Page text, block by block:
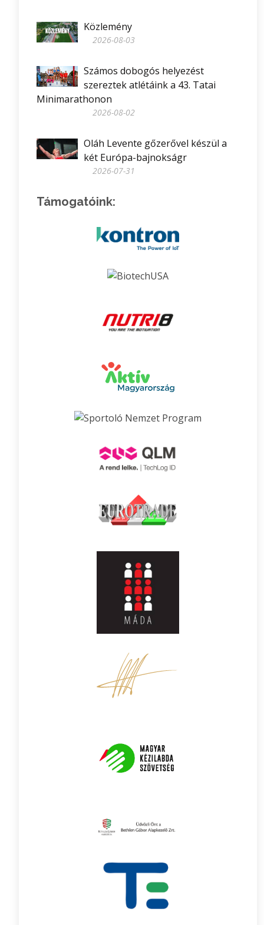
Közlemény
2026-08-03
Számos dobogós helyezést
szereztek atlétáink a 43. Tatai
Minimarathonon
2026-08-02
Oláh Levente gőzerővel készül a
két Európa-bajnokságr
2026-07-31
Támogatóink: